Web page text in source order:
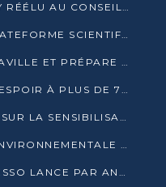
PR. ROGER ARMAND MAKANY RÉÉLU AU CONSEIL DE L’AUF
ÉNERGIE : UNE NOUVELLE PLATEFORME SCIENTIFIQUE POUR LA TRANSITION ÉNERGÉTIQUE EN AFRIQUE CENTRALE
GOZEM DÉBARQUE À BRAZZAVILLE ET PRÉPARE SON ARRIVÉE À POINTE-NOIRE
L’ESPACE OPOKO REDONNE ESPOIR À PLUS DE 775 ÉLÈVES AUTOCHTONES DANS LE NORD DU CONGO
PAUL VALISE MATOMBÉ MISE SUR LA SENSIBILISATION POUR ÉRAQUER LE GRAND BANDITISME
UNE NOUVELLE DIRECTION ENVIRONNEMENTALE POUR RENFORCER LA GESTION DES DONNÉES AU CONGO
LE PRÉSIDENT SASSOU N’GUESSO LANCE PAR ANTICIPATION LA 39ÈME JOURNÉE NATIONALE DE L’ARBRE